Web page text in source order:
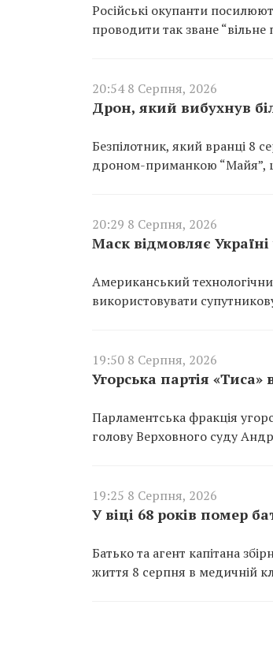
Російські окупанти
проводити так зване “вільне
20:54 8 Серпня, 2026
Дрон, який вибухнув
Безпілотник, який вранці 8
дроном-приманкою “Майя”,
20:29 8 Серпня, 2026
Маск відмовляє
Американський
використовувати
19:50 8 Серпня, 2026
Угорська партія
Парламентська фракція
голову Верховного суду
19:25 8 Серпня, 2026
У віці 68 років помер
Батько та агент капітана
життя 8 серпня в медичній